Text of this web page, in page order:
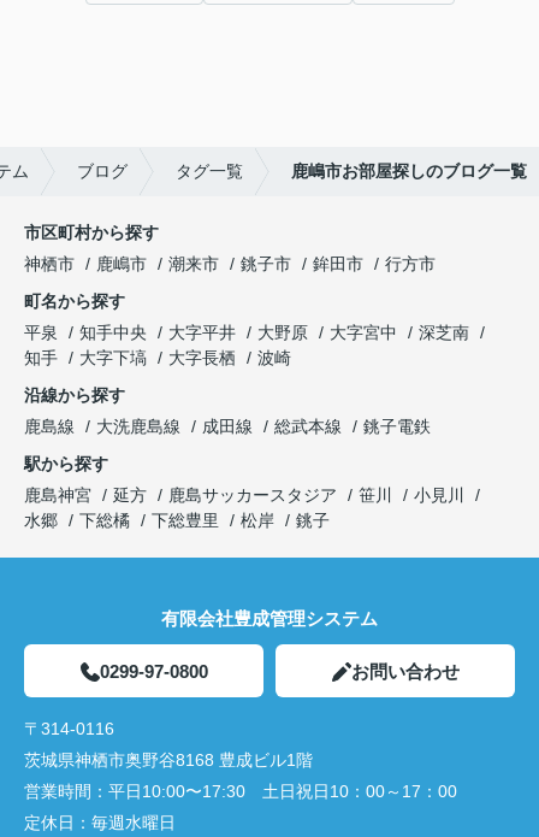
ム ブログ タグ一覧 鹿嶋市お部屋探しのブログ一覧
市区町村から探す
神栖市
鹿嶋市 潮来市 銚子市 鉾田市
行方市
町名から探す
平泉
知手中央 大字平井 大野原 大字宮中
深芝南
知手
大字下塙 大字長栖
波崎
沿線から探す
鹿島線
大洗鹿島線 成田線 総武本線
銚子電鉄
駅から探す
鹿島神宮
延方 鹿島サッカースタジア 笹川
小見川
水郷
下総橘 下総豊里 松岸 銚子
有限会社豊成管理システム
0299-97-0800 お問い合わせ
〒314-0116
茨城県神栖市奥野谷8168 豊成ビル1階
営業時間： 平日10:00〜17:30 土日祝日10：00～17：00
定休日： 毎週水曜日